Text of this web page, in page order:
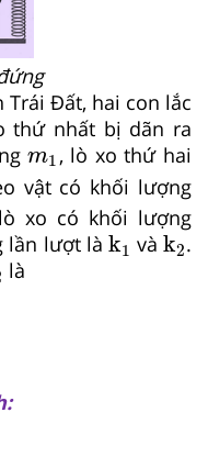
Đất, hai con lắc
thứ nhất bị dãn ra
m1
m1, lò xo thứ hai
vật có khối lượng
xo có khối lượng
lần lượt là k1
k1 và k2
k2.
là